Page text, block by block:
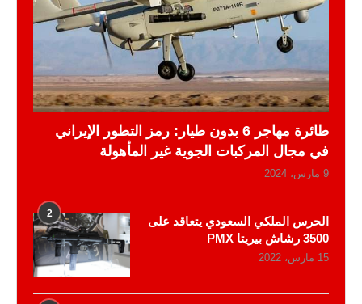
طائرة مهاجر 6 بدون طيار: رمز التطور الإيراني
في مجال المركبات الجوية غير المأهولة
9 مارس، 2024
2
الحرس الملكي السعودي يتعاقد على
3500 رشاش بيريتا PMX
15 مارس، 2022